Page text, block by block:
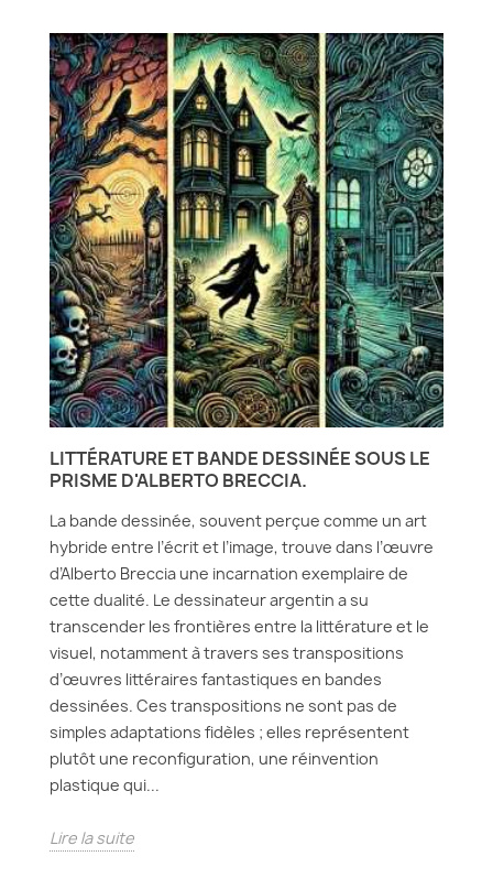
LITTÉRATURE ET BANDE DESSINÉE SOUS LE
PRISME D'ALBERTO BRECCIA.
La bande dessinée, souvent perçue comme un art
hybride entre l’écrit et l’image, trouve dans l’œuvre
d’Alberto Breccia une incarnation exemplaire de
cette dualité. Le dessinateur argentin a su
transcender les frontières entre la littérature et le
visuel, notamment à travers ses transpositions
d’œuvres littéraires fantastiques en bandes
dessinées. Ces transpositions ne sont pas de
simples adaptations fidèles ; elles représentent
plutôt une reconfiguration, une réinvention
plastique qui...
Lire la suite